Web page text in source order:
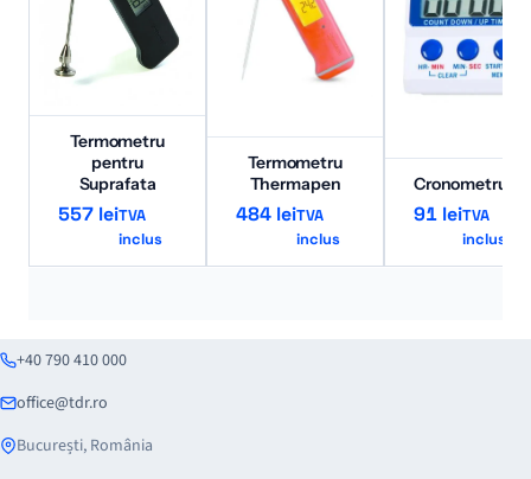
Termometru
pentru
Suprafata
557 leiTVA
inclus
Termometru
Thermapen
484 leiTVA
inclus
Cronometru/
91 leiTVA
inclus
+40 790 410 000
office@tdr.ro
București, România